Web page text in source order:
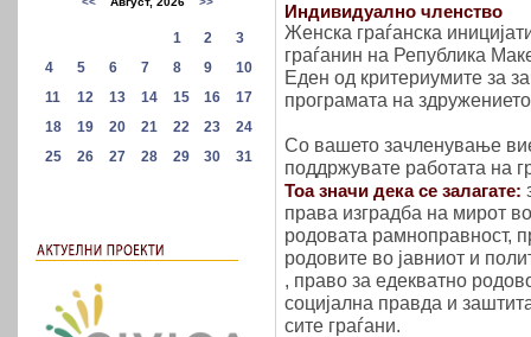
Индивидуално членство
Женска граѓанска
граѓанин на Република
Еден од критериумите за
програмата на
Со вашето зачленување
поддржувате работата на
Тоа значи дека се залагате:
права изградба на мирот
родовата рамноправност,
родовите во јавниот и
, право за едекватно
социјална правда и
сите граѓани.